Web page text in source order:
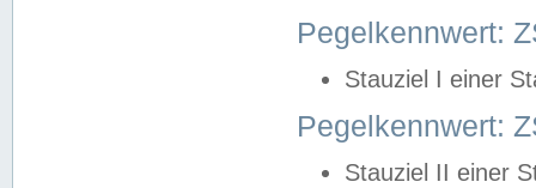
Pegelkennwert:
Stauziel I einer
Pegelkennwert:
Stauziel II einer